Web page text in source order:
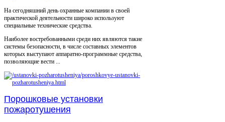
На сегодняшний день охранные компании в своей
практической деятельности широко используют
специальные технические средства.
Наиболее востребованными среди них являются такие
системы безопасности, в числе составных элементов
которых выступают аппаратно-программные средства,
позволяющие вести ...
Порошковые установки
пожаротушения